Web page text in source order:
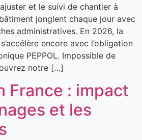
et le suivi de chantier à
jonglent chaque jour avec
administratives. En 2026, la
encore avec l’obligation
PEPPOL. Impossible de
notre […]
France : impact
et les